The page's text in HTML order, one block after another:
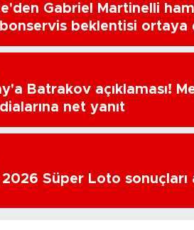
Gabriel Martinelli
beklentisi ortaya
Batrakov açıklaması!
net yanıt
Süper Loto sonuçları